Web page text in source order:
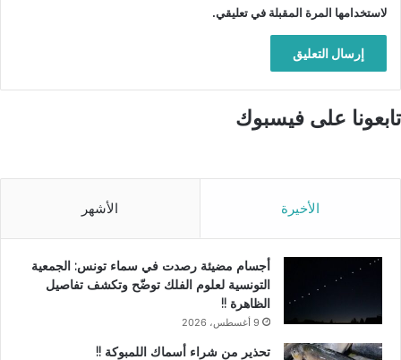
لاستخدامها المرة المقبلة في تعليقي.
تابعونا على فيسبوك
الأخيرة الأشهر
أجسام مضيئة رصدت في سماء تونس: الجمعية
التونسية لعلوم الفلك توضّح وتكشف تفاصيل
الظاهرة !!
9 أغسطس، 2026
تحذير من شراء أسماك اللمبوكة !!